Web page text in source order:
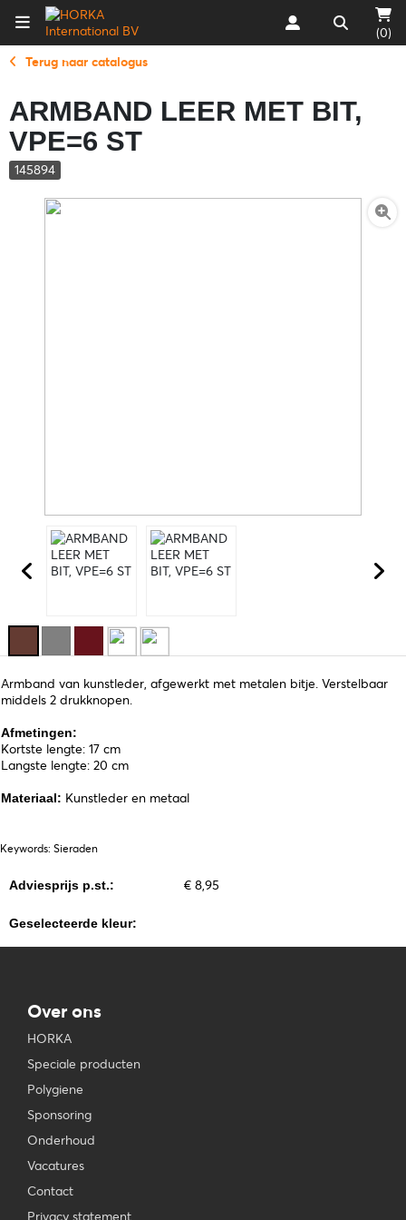
(0)
Terug naar catalogus
ARMBAND LEER MET BIT,
VPE=6 ST
145894
Armband van kunstleder, afgewerkt met metalen bitje. Verstelbaar
middels 2 drukknopen.
Afmetingen:
Kortste lengte: 17 cm
Langste lengte: 20 cm
Materiaal: Kunstleder en metaal
Keywords: Sieraden
Adviesprijs p.st.: € 8,95
Geselecteerde kleur:
Over ons
HORKA
Speciale producten
Polygiene
Sponsoring
Onderhoud
Vacatures
Contact
Privacy statement